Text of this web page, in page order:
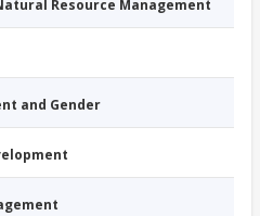
Resource Management
and Gender